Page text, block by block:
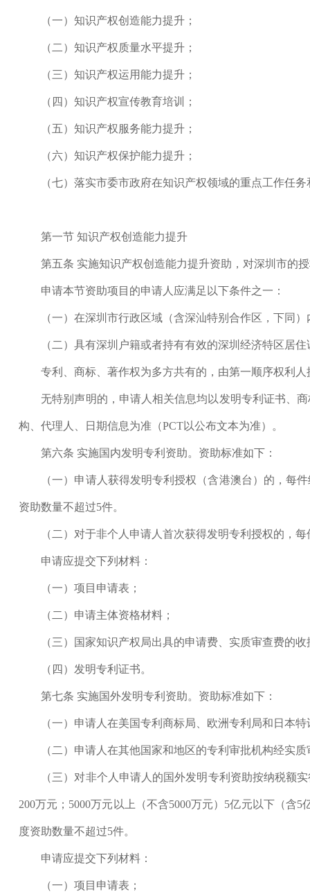
（一）知识产权创造能力提升；
（二）知识产权质量水平提升；
（三）知识产权运用能力提升；
（四）知识产权宣传教育培训；
（五）知识产权服务能力提升；
（六）知识产权保护能力提升；
（七）落实市委市政府在知识产权领域的重点工作任务
第一节 知识产权创造能力提升
第五条 实施知识产权创造能力提升资助，对深圳市的授
申请本节资助项目的申请人应满足以下条件之一：
（一）在深圳市行政区域（含深汕特别合作区，下同）
（二）具有深圳户籍或者持有有效的深圳经济特区居住
专利、商标、著作权为多方共有的，由第一顺序权利人
无特别声明的，申请人相关信息均以发明专利证书、商
构、代理人、日期信息为准（PCT以公布文本为准）。
第六条 实施国内发明专利资助。资助标准如下：
（一）申请人获得发明专利授权（含港澳台）的，每件
资助数量不超过5件。
（二）对于非个人申请人首次获得发明专利授权的，每
申请应提交下列材料：
（一）项目申请表；
（二）申请主体资格材料；
（三）国家知识产权局出具的申请费、实质审查费的收
（四）发明专利证书。
第七条 实施国外发明专利资助。资助标准如下：
（一）申请人在美国专利商标局、欧洲专利局和日本特
（二）申请人在其他国家和地区的专利审批机构经实质
（三）对非个人申请人的国外发明专利资助按纳税额实
200万元；5000万元以上（不含5000万元）5亿元以下（含
度资助数量不超过5件。
申请应提交下列材料：
（一）项目申请表；